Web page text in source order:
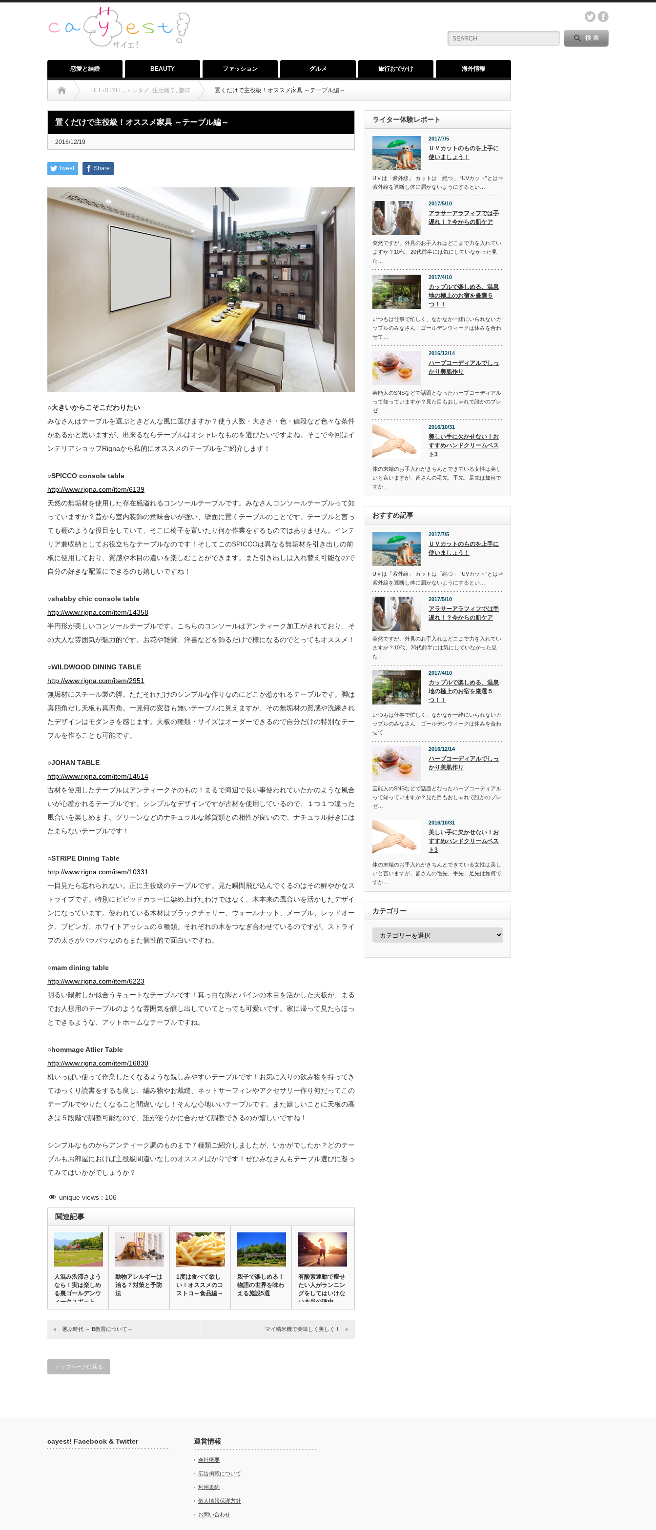
恋愛と結婚 BEAUTY ファッション グルメ 旅行おでかけ 海外情報
LIFE-STYLE, エンタメ , 生活雑学, 趣味 置くだけで主役級！オススメ家具 ～テーブル編～
置くだけで主役級！オススメ家具 ～テーブル編～
2016/12/19
Tweet Share
○大きいからこそこだわりたい
みなさんはテーブルを選ぶときどんな風に選びますか？使う人数・大きさ・色・値段など色々な条件
があるかと思いますが、出来るならテーブルはオシャレなものを選びたいですよね。そこで今回はイ
ンテリアショップRignaから私的にオススメのテーブルをご紹介します！
○SPICCO console table
http://www.rigna.com/item/6139
天然の無垢材を使用した存在感溢れるコンソールテーブルです。みなさんコンソールテーブルって知
っていますか？昔から室内装飾の意味合いが強い、壁面に置くテーブルのことです。テーブルと言っ
ても棚のような役目をしていて、そこに椅子を置いたり何か作業をするものではありません。インテ
リア兼収納としてお役立ちなテーブルなのです！そしてこのSPICCOは異なる無垢材を引き出しの前
板に使用しており、質感や木目の違いを楽しむことができます。また引き出しは入れ替え可能なので
自分の好きな配置にできるのも嬉しいですね！
○shabby chic console table
http://www.rigna.com/item/14358
半円形が美しいコンソールテーブルです。こちらのコンソールはアンティーク加工がされており、そ
の大人な雰囲気が魅力的です。お花や雑貨、洋書などを飾るだけで様になるのでとってもオススメ！
○WILDWOOD DINING TABLE
http://www.rigna.com/item/2951
無垢材にスチール製の脚。ただそれだけのシンプルな作りなのにどこか惹かれるテーブルです。脚は
真四角だし天板も真四角。一見何の変哲も無いテーブルに見えますが、その無垢材の質感や洗練され
たデザインはモダンさを感じます。天板の種類・サイズはオーダーできるので自分だけの特別なテー
ブルを作ることも可能です。
○JOHAN TABLE
http://www.rigna.com/item/14514
古材を使用したテーブルはアンティークそのもの！まるで海辺で長い事使われていたかのような風合
いが心惹かれるテーブルです。シンプルなデザインですが古材を使用しているので、１つ１つ違った
風合いを楽しめます。グリーンなどのナチュラルな雑貨類との相性が良いので、ナチュラル好きには
たまらないテーブルです！
○STRIPE Dining Table
http://www.rigna.com/item/10331
一目見たら忘れられない。正に主役級のテーブルです。見た瞬間飛び込んでくるのはその鮮やかなス
トライプです。特別にビビッドカラーに染め上げたわけではなく、木本来の風合いを活かしたデザイ
ンになっています。使われている木材はブラックチェリー、ウォールナット、メープル、レッドオー
ク、ブビンガ、ホワイトアッシュの６種類。それぞれの木をつなぎ合わせているのですが、ストライ
プの太さがバラバラなのもまた個性的で面白いですね。
○mam dining table
http://www.rigna.com/item/6223
明るい陽射しが似合うキュートなテーブルです！真っ白な脚とパインの木目を活かした天板が、まる
でお人形用のテーブルのような雰囲気を醸し出していてとっても可愛いです。家に帰って見たらほっ
とできるような、アットホームなテーブルですね。
○hommage Atlier Table
http://www.rigna.com/item/16830
机いっぱい使って作業したくなるような親しみやすいテーブルです！お気に入りの飲み物を持ってき
てゆっくり読書をするも良し、編み物やお裁縫、ネットサーフィンやアクセサリー作り何だってこの
テーブルでやりたくなること間違いなし！そんな心地いいテーブルです。また嬉しいことに天板の高
さは５段階で調整可能なので、誰が使うかに合わせて調整できるのが嬉しいですね！
シンプルなものからアンティーク調のものまで７種類ご紹介しましたが、いかがでしたか？どのテー
ブルもお部屋におけば主役級間違いなしのオススメばかりです！ぜひみなさんもテーブル選びに凝っ
てみてはいかがでしょうか？
unique views : 106
関連記事
人混み渋滞さよう
なら！実は楽しめ
る裏ゴールデンウ
ィークスポット
動物アレルギーは
治る？対策と予防
法
1度は食べて欲し
い！オススメのコ
ストコ～食品編～
親子で楽しめる！
物語の世界を味わ
える施設5選
有酸素運動で痩せ
たい人がランニン
グをしてはいけな
い本当の理由
選ぶ時代 ～IB教育について～ マイ精米機で美味しく美しく！
トップページに戻る
ライター体験レポート
2017/7/5
ＵＶカットのものを上手に
使いましょう！
UＶは「紫外線」 カットは「絶つ」 “UVカット”とは⇒
紫外線を遮断し体に届かないようにするとい…
2017/5/10
アラサーアラフィフでは手
遅れ！？今からの肌ケア
突然ですが、外見のお手入れはどこまで力を入れてい
ますか？10代、20代前半には気にしていなかった見
た…
2017/4/10
カップルで楽しめる、温泉
地の極上のお宿を厳選５
つ！！
いつもは仕事で忙しく、なかなか一緒にいられないカ
ップルのみなさん！ゴールデンウィークは休みを合わ
せて…
2016/12/14
ハーブコーディアルでしっ
かり美肌作り
芸能人のSNSなどで話題となったハーブコーディアル
って知っていますか？見た目もおしゃれで誰かのプレ
ゼ…
2016/10/31
美しい手に欠かせない！お
すすめハンドクリームベス
ト3
体の末端のお手入れがきちんとできている女性は美し
いと言いますが、皆さんの毛先、手先、足先は如何で
すか…
おすすめ記事
2017/7/5
ＵＶカットのものを上手に
使いましょう！
UＶは「紫外線」 カットは「絶つ」 “UVカット”とは⇒
紫外線を遮断し体に届かないようにするとい…
2017/5/10
アラサーアラフィフでは手
遅れ！？今からの肌ケア
突然ですが、外見のお手入れはどこまで力を入れてい
ますか？10代、20代前半には気にしていなかった見
た…
2017/4/10
カップルで楽しめる、温泉
地の極上のお宿を厳選５
つ！！
いつもは仕事で忙しく、なかなか一緒にいられないカ
ップルのみなさん！ゴールデンウィークは休みを合わ
せて…
2016/12/14
ハーブコーディアルでしっ
かり美肌作り
芸能人のSNSなどで話題となったハーブコーディアル
って知っていますか？見た目もおしゃれで誰かのプレ
ゼ…
2016/10/31
美しい手に欠かせない！お
すすめハンドクリームベス
ト3
体の末端のお手入れがきちんとできている女性は美し
いと言いますが、皆さんの毛先、手先、足先は如何で
すか…
カテゴリー
カ
ー
cayest! Facebook & Twitter 運営情報
会社概要
広告掲載について
利用規約
個人情報保護方針
お問い合わせ